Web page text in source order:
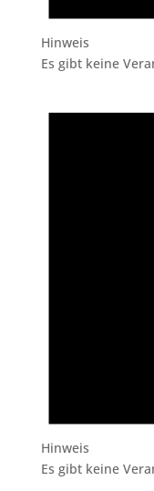
Hinweis
Es gibt keine
Hinweis
Es gibt keine